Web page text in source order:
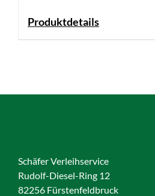
Produktdetails
Schäfer Verleihservice
Rudolf-Diesel-Ring 12
82256 Fürstenfeldbruck